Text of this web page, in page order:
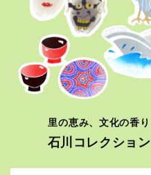
里の恵み、文化の香り
石川コレクション